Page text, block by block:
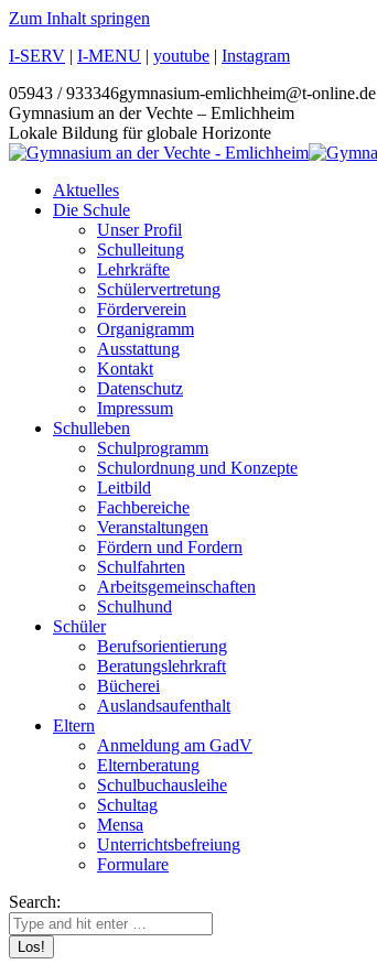
Zum Inhalt springen
I-SERV | I-MENU | youtube | Instagram
05943 / 933346gymnasium-emlichheim@t-online.de
Gymnasium an der Vechte – Emlichheim
Lokale Bildung für globale Horizonte
Aktuelles
Die Schule
Unser Profil
Schulleitung
Lehrkräfte
Schülervertretung
Förderverein
Organigramm
Ausstattung
Kontakt
Datenschutz
Impressum
Schulleben
Schulprogramm
Schulordnung und Konzepte
Leitbild
Fachbereiche
Veranstaltungen
Fördern und Fordern
Schulfahrten
Arbeitsgemeinschaften
Schulhund
Schüler
Berufsorientierung
Beratungslehrkraft
Bücherei
Auslandsaufenthalt
Eltern
Anmeldung am GadV
Elternberatung
Schulbuchausleihe
Schultag
Mensa
Unterrichtsbefreiung
Formulare
Search: